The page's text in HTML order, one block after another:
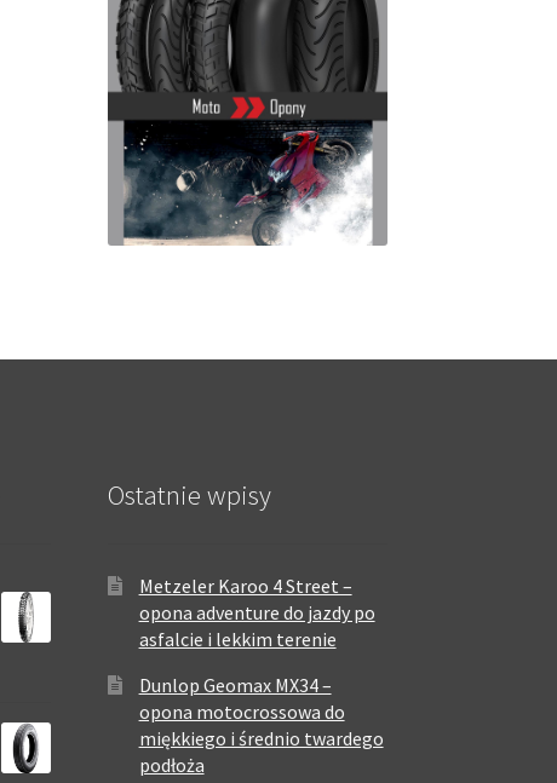
Ostatnie wpisy
Metzeler Karoo 4 Street –
opona adventure do jazdy po
asfalcie i lekkim terenie
Dunlop Geomax MX34 –
opona motocrossowa do
miękkiego i średnio twardego
podłoża